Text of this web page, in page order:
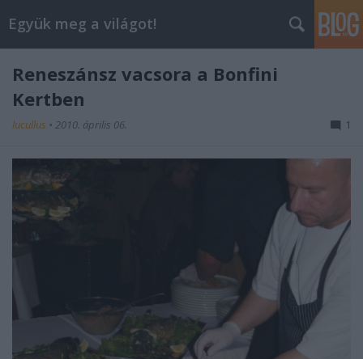
Együk meg a világot!
Reneszánsz vacsora a Bonfini
Kertben
lucullus • 2010. április 06. 1